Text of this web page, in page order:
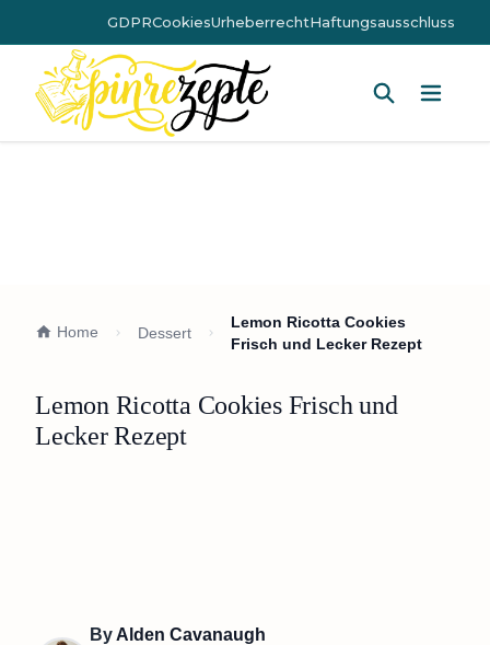
GDPRCookiesUrheberrechtHaftungsausschluss
Home Dessert
Lemon Ricotta Cookies
Frisch und Lecker Rezept
Lemon Ricotta Cookies Frisch und
Lecker Rezept
ByAlden Cavanaugh